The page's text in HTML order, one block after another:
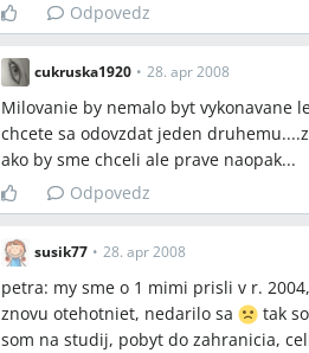
Odpovedz
cukruska1920 • 28. apr 2008
Milovanie by nemalo byt vykonavane
chcete sa odovzdat jeden
ako by sme chceli ale prave naopak...
Odpovedz
susik77 • 28. apr 2008
petra: my sme o 1 mimi prisli v r.
znovu otehotniet, nedarilo sa
tak
som na studij, pobyt do zahranicia,